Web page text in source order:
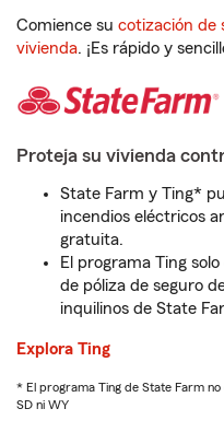
Comience su cotización de
vivienda. ¡Es rápido y
Proteja su vivienda
State Farm y Ting*
incendios eléctricos
gratuita.
El programa Ting
de póliza de seguro
inquilinos de State
Explora Ting
* El programa Ting de State Farm no
SD ni WY